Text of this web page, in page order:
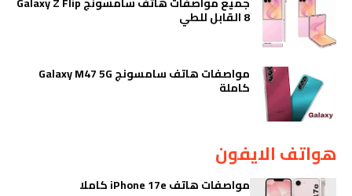
8 القابل للطي
مواصفات هاتف سامسونج Galaxy M47 5G
كاملة
هواتف الايفون
مواصفات هاتف iPhone 17e كاملا